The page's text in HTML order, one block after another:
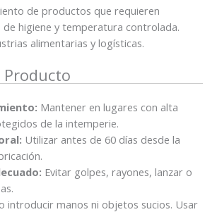
de productos que requieren
de higiene y temperatura controlada.
alimentarias y logísticas.
Producto
Mantener en lugares con alta
de la intemperie.
Utilizar antes de 60 días desde la
Evitar golpes, rayones, lanzar o
introducir manos ni objetos sucios. Usar